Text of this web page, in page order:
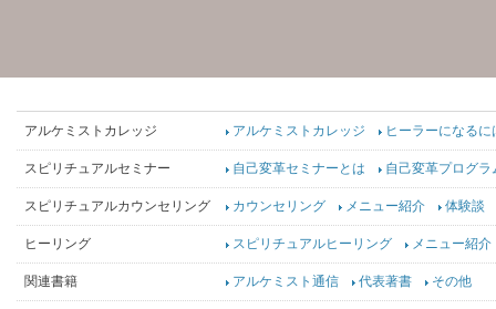
アルケミストカレッジ アルケミストカレッジ ヒーラーになるに
スピリチュアルセミナー 自己変革セミナーとは 自己変革プログラ
スピリチュアルカウンセリング カウンセリング メニュー紹介 体験談
ヒーリング スピリチュアルヒーリング メニュー紹介
関連書籍 アルケミスト通信 代表著書 その他